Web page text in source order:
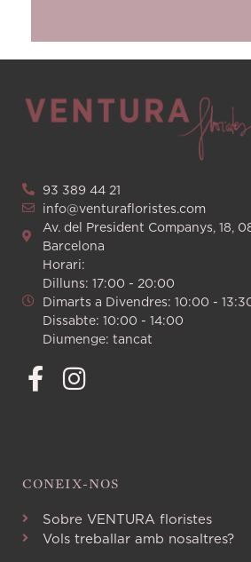
93 389 44 21
info@venturafloristes.com
Av. del President Companys, 18,
Barcelona
Horari:
Dilluns: 17:00 - 20:00
Dimarts a Divendres: 10:00 -
Dissabte: 10:00 - 14:00
Diumenge: tancat
CONEIX-NOS
Sobre VENTURA floristes
Vols treballar amb nosaltres?